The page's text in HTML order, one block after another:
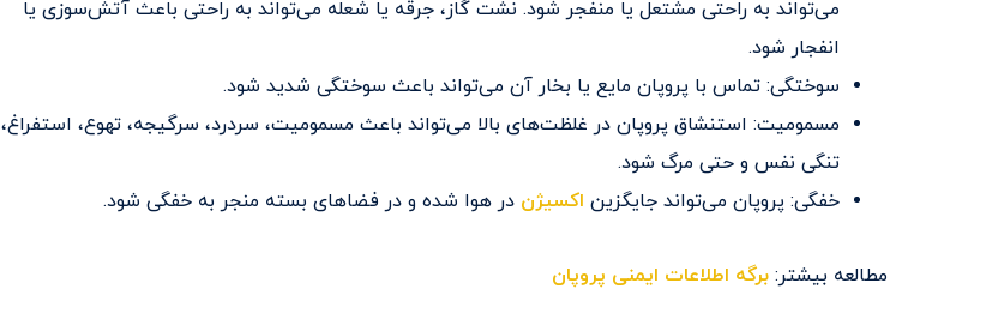
می‌تواند به راحتی مشتعل یا منفجر شود. نشت گاز، جرقه یا شعله می‌تواند به راحتی باعث آتش‌سوزی یا
انفجار شود.
سوختگی: تماس با پروپان مایع یا بخار آن می‌تواند باعث سوختگی شدید شود.
مسمومیت: استنشاق پروپان در غلظت‌های بالا می‌تواند باعث مسمومیت، سردرد، سرگیجه، تهوع، استفراغ،
تنگی نفس و حتی مرگ شود.
خفگی: پروپان می‌تواند جایگزین اکسیژن در هوا شده و در فضاهای بسته منجر به خفگی شود.
مطالعه بیشتر: برگه اطلاعات ایمنی پروپان